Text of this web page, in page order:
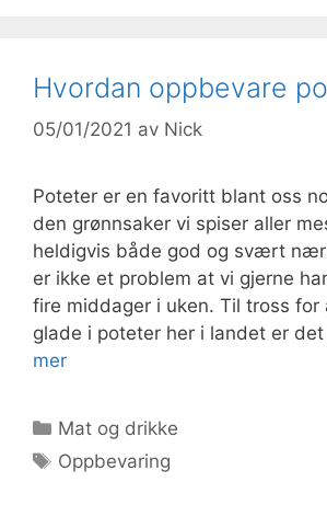
Hvordan oppbevare
05/01/2021 av Nick
Poteter er en favoritt blant oss
den grønnsaker vi spiser aller
heldigvis både god og svært
er ikke et problem at vi gjerne
fire middager i uken. Til tross for
glade i poteter her i landet er
mer
Kategorier
Mat og drikke
Stikkord
Oppbevaring